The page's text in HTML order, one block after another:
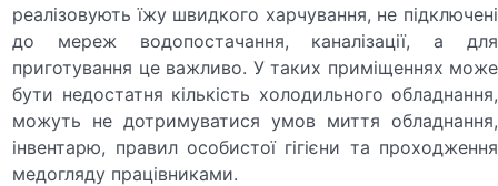
реалізовують їжу швидкого харчування, не підключені
до мереж водопостачання, каналізації, а для
приготування це важливо. У таких приміщеннях може
бути недостатня кількість холодильного обладнання,
можуть не дотримуватися умов миття обладнання,
інвентарю, правил особистої гігієни та проходження
медогляду працівниками.